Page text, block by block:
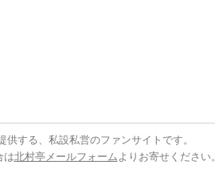
する、私設私営のファンサイトです。
は北村亭メールフォームよりお寄せください。